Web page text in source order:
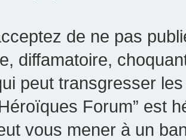
de ne pas
diffamatoire,
peut transgresser
Forum” est
vous mener à un